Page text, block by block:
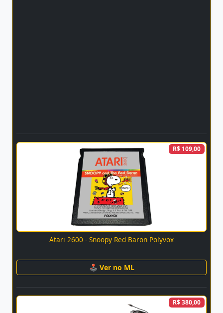
R$ 109,00
Atari 2600 - Snoopy Red Baron Polyvox
🕹 Ver no ML
R$ 380,00